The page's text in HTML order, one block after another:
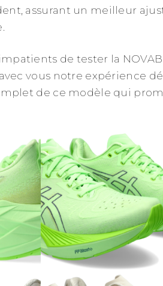
assurant un meilleur
de tester la
vous notre expérience
de ce modèle qui